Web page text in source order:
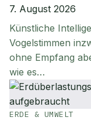
7. August 2026
Künstliche
Vogelstimmen
ohne Empfang
wie es…
ERDE & UMWELT